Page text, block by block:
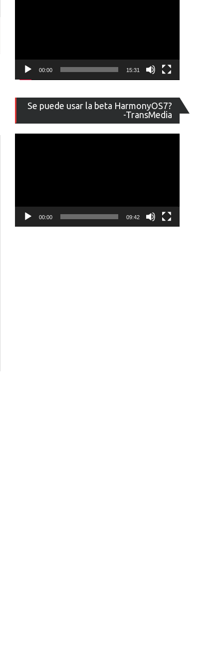
00:00 15:31
Se puede usar la beta HarmonyOS7?
-TransMedia
de
vídeo
00:00 09:42